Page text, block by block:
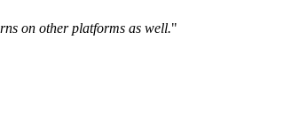
on other platforms as well."